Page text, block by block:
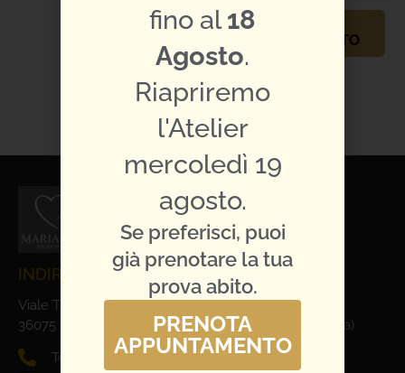
APPUNTAMENTO
TI PIACE L'ABITO?
CONDIVIDILO:
INDIRIZZO E CONTATTI
Viale Trieste, 1
36075 Alte Ceccato di Montecchio Maggiore (Vicenza)
Tel. 0444 698321
fino al18
Agosto.
Riapriremo
l'Atelier
mercoledì 19
agosto.
Se preferisci, puoi
già prenotare la tua
prova abito.
PRENOTA
APPUNTAMENTO